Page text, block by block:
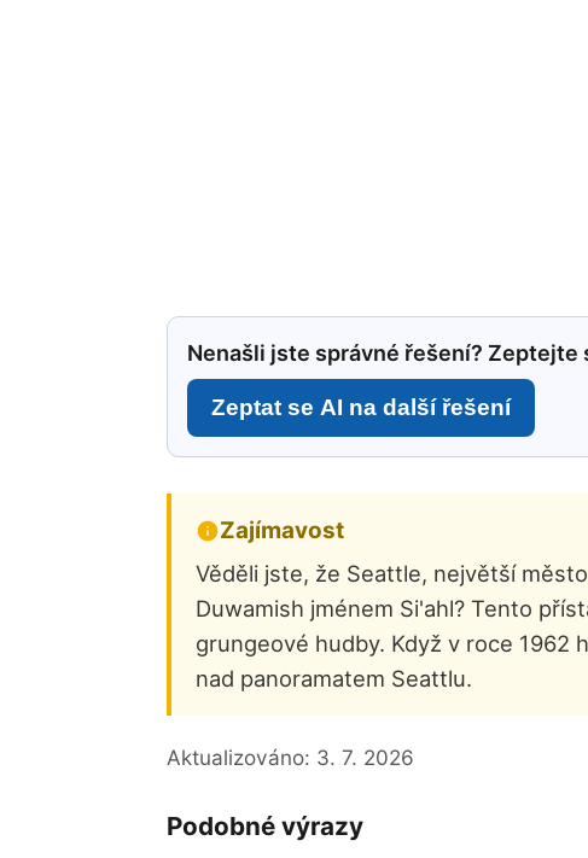
Nenašli jste správné řešení? Zeptejte
Zeptat se AI na další řešení
Zajímavost
Věděli jste, že Seattle, největší
Duwamish jménem Si'ahl? Tento
grungeové hudby. Když v roce
nad panoramatem Seattlu.
Aktualizováno: 3. 7. 2026
Podobné výrazy